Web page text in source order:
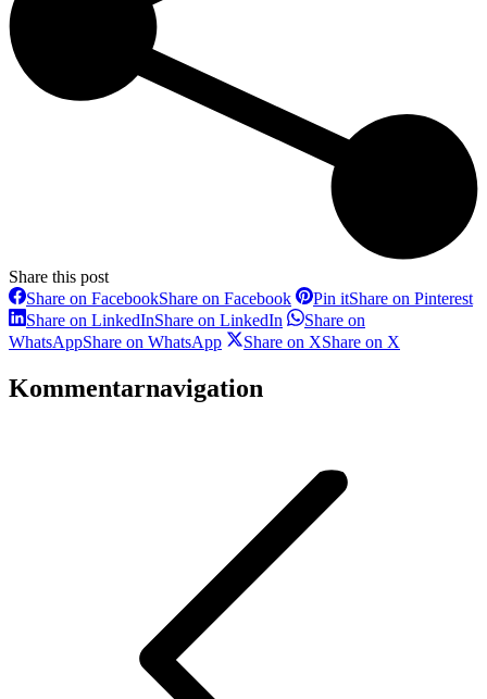
Share this post
Share on FacebookShare on Facebook Pin itShare on Pinterest
Share on LinkedInShare on LinkedIn
Share on
WhatsAppShare on WhatsApp Share on XShare on X
Kommentarnavigation